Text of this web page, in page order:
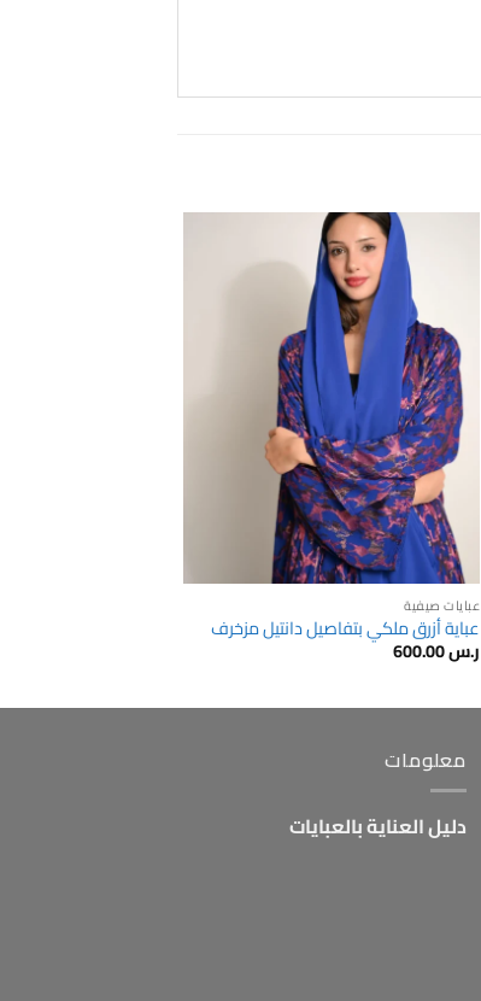
عبايات صيفية
عباية أزرق ملكي بتفاصيل دانتيل مزخرف
ر.س600.00
معلومات
دليل العناية بالعبايات